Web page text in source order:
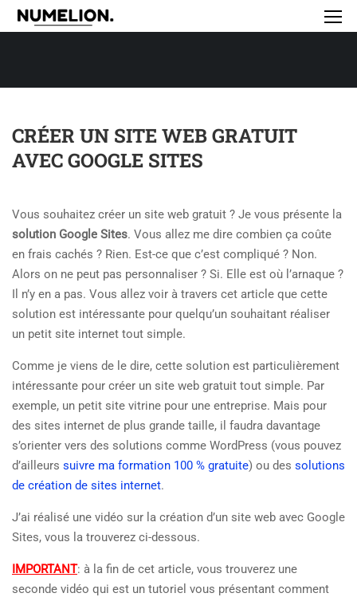
CRÉER UN SITE WEB GRATUIT
AVEC GOOGLE SITES
Vous souhaitez créer un site web gratuit ? Je vous présente la
solution Google Sites. Vous allez me dire combien ça coûte
en frais cachés ? Rien. Est-ce que c’est compliqué ? Non.
Alors on ne peut pas personnaliser ? Si. Elle est où l’arnaque ?
Il n’y en a pas. Vous allez voir à travers cet article que cette
solution est intéressante pour quelqu’un souhaitant réaliser
un petit site internet tout simple.
Comme je viens de le dire, cette solution est particulièrement
intéressante pour créer un site web gratuit tout simple. Par
exemple, un petit site vitrine pour une entreprise. Mais pour
des sites internet de plus grande taille, il faudra davantage
s’orienter vers des solutions comme WordPress (vous pouvez
d’ailleurs suivre ma formation 100 % gratuite) ou des solutions
de création de sites internet.
J’ai réalisé une vidéo sur la création d’un site web avec Google
Sites, vous la trouverez ci-dessous.
IMPORTANT: à la fin de cet article, vous trouverez une
seconde vidéo qui est un tutoriel vous présentant comment